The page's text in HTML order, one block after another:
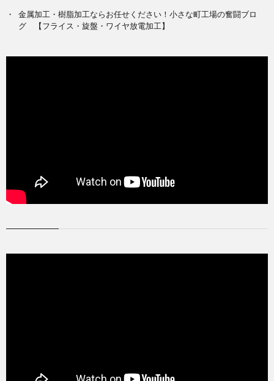
金属加工・樹脂加工ならお任せください！小さな町工場の奮闘ブロ
グ 【フライス・旋盤・ワイヤ放電加工】